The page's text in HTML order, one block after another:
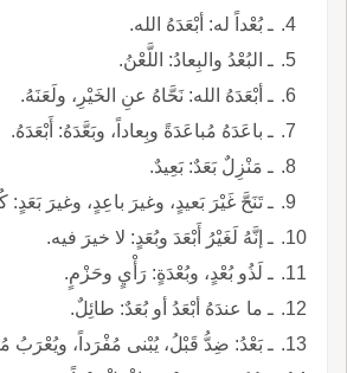
ـ بُعْداً له: أبْعَدَهُ الله.
ـ البُعْدُ والبِعادُ: اللَّعْنُ.
ـ أبْعَدَهُ الله: نَحَّاهُ عنِ الخَيْرِ، ولَعَنَهُ.
ـ باعَدَهُ مُباعَدَةً وبِعاداً، وبَعَّدَهُ: أَبْعَدَهُ.
ـ مَنْزِلٌ بَعَدٌ: بَعِيدٌ.
ـ تَنَحَّ غَيْرَ بَعيدٍ، وغيرَ باعِدٍ، وغيرَ بَعَدٍ:
ـ إنَّهُ لَغَيْرُ أَبْعَدَ وبُعَدٍ: لا خيرَ فيه.
ـ لَذُو بُعْدٍ، وبُعْدَةٍ: رَأْيٍ وحَزْمٍ.
ـ ما عندَهُ أبْعَدُ أو بُعَدٌ: طائِلٌ.
ـ بَعْدُ: ضِدُّ قَبْلُ، يُبْنى مُفْرَداً، ويُعْرَبُ